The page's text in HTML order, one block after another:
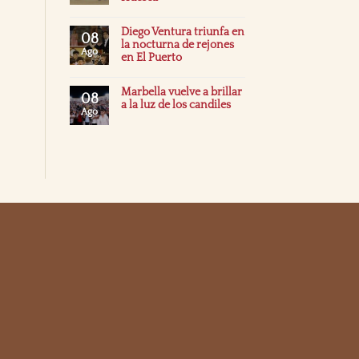
08
Ago
Diego Ventura triunfa en
la nocturna de rejones
en El Puerto
08
Ago
Marbella vuelve a brillar
a la luz de los candiles